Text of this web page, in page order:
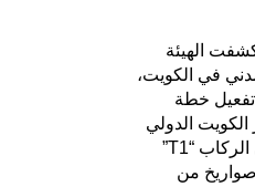
الهيئة
في الكويت،
تفعيل خطة
الدولي
بعد استهداف مبنى الركاب “T1”
من